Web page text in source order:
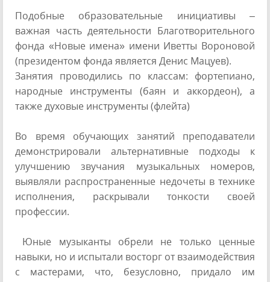
Подобные образовательные инициативы –
важная часть деятельности Благотворительного
фонда «Новые имена» имени Иветты Вороновой
(президентом фонда является Денис Мацуев).
Занятия проводились по классам: фортепиано,
народные инструменты (баян и аккордеон), а
также духовые инструменты (флейта)
Во время обучающих занятий преподаватели
демонстрировали альтернативные подходы к
улучшению звучания музыкальных номеров,
выявляли распространенные недочеты в технике
исполнения, раскрывали тонкости своей
профессии.
Юные музыканты обрели не только ценные
навыки, но и испытали восторг от взаимодействия
с мастерами, что, безусловно, придало им